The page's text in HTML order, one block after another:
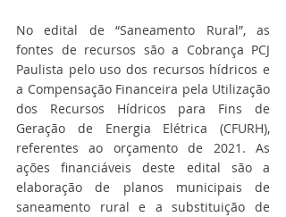
No edital de “Saneamento Rural”, as
fontes de recursos são a Cobrança PCJ
Paulista pelo uso dos recursos hídricos e
a Compensação Financeira pela Utilização
dos Recursos Hídricos para Fins de
Geração de Energia Elétrica (CFURH),
referentes ao orçamento de 2021. As
ações financiáveis deste edital são a
elaboração de planos municipais de
saneamento rural e a substituição de